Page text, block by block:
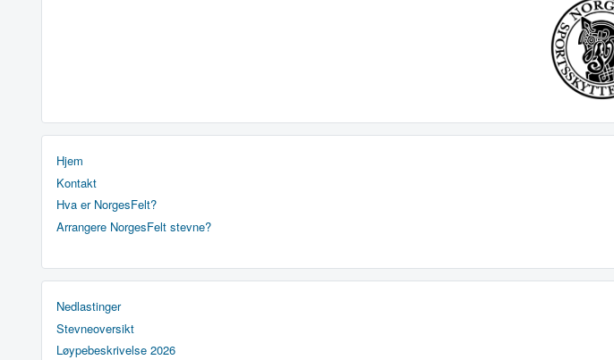
Hjem
Kontakt
Hva er NorgesFelt?
Arrangere NorgesFelt stevne?
Nedlastinger
Stevneoversikt
Løypebeskrivelse 2026